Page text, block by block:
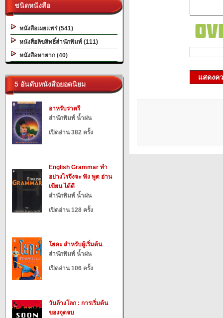
ชนิดหนังสือ
หนังสือเผยแพร่ (541)
หนังสือลิขสิทธิ์สำนักพิมพ์ (111)
หนังสือหายาก (40)
5 อันดับหนังสือยอดนิยม
อาหรับราตรี
สำนักพิมพ์ น้ำฝน
เปิดอ่าน 382 ครั้ง
English Grammar ทำ
อย่างไรจึงจะ ฟัง พูด อ่าน
เขียน ได้ดี
สำนักพิมพ์ น้ำฝน
เปิดอ่าน 128 ครั้ง
โยคะ สำหรับผู้เริ่มต้น
สำนักพิมพ์ น้ำฝน
เปิดอ่าน 106 ครั้ง
วันล้างโลก : การเริ่มต้น
ของจุดจบ
แสดงค